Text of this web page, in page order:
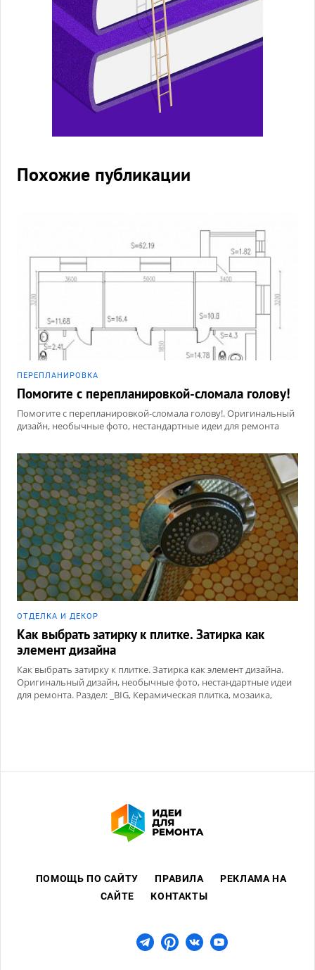
Похожие публикации
ПЕРЕПЛАНИРОВКА
Помогите с перепланировкой-сломала голову!
Помогите с перепланировкой-сломала голову!. Оригинальный
дизайн, необычные фото, нестандартные идеи для ремонта
ОТДЕЛКА И ДЕКОР
Как выбрать затирку к плитке. Затирка как
элемент дизайна
Как выбрать затирку к плитке. Затирка как элемент дизайна.
Оригинальный дизайн, необычные фото, нестандартные идеи
для ремонта. Раздел: _BIG, Керамическая плитка, мозаика,
ПОМОЩЬ ПО САЙТУ ПРАВИЛА
РЕКЛАМА НА
САЙТЕ
КОНТАКТЫ